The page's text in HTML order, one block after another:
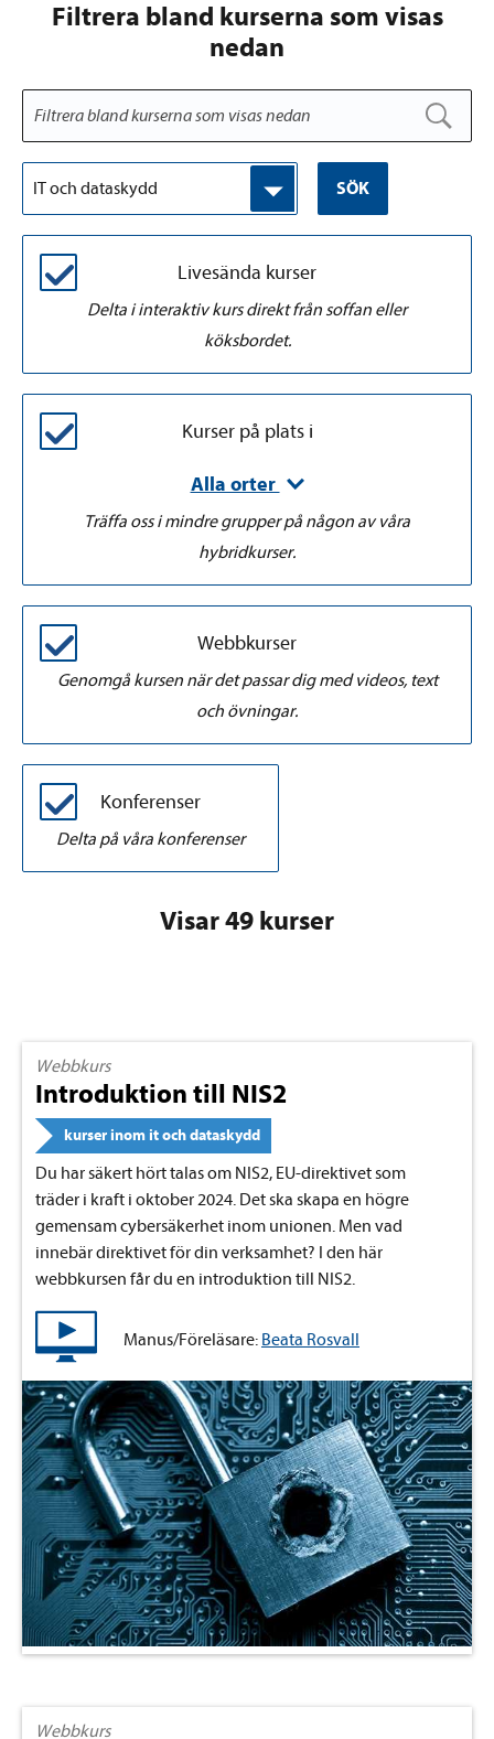
Filtrera bland kurserna som visas
nedan
IT och dataskydd SÖK
Livesända kurser
Delta i interaktiv kurs direkt från soffan eller
köksbordet.
Kurser på plats i
Alla orter
Träffa oss i mindre grupper på någon av våra
hybridkurser.
Webbkurser
Genomgå kursen när det passar dig med videos, text
och övningar.
Konferenser
Delta på våra konferenser
Visar 49 kurser
Webbkurs
Introduktion till NIS2
kurser inom it och dataskydd
Du har säkert hört talas om NIS2, EU-direktivet som
träder i kraft i oktober 2024. Det ska skapa en högre
gemensam cybersäkerhet inom unionen. Men vad
innebär direktivet för din verksamhet? I den här
webbkursen får du en introduktion till NIS2.
Manus/Föreläsare: Beata Rosvall
Webbkurs